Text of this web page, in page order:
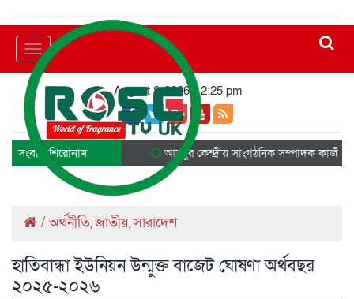
Toggle
navigation
August 8, 2026, 12:25 pm
সংবাদ শিরোনাম আমছুর কেন্দ্রীয় সাংগঠনিক সম্পাদক কাজী
/অর্থনীতি,জাতীয়,সারাদেশ
হাতিবান্ধা ইউনিয়ন উন্মুক্ত বাজেট ঘোষণা অর্থবছর
২০২৫-২০২৬